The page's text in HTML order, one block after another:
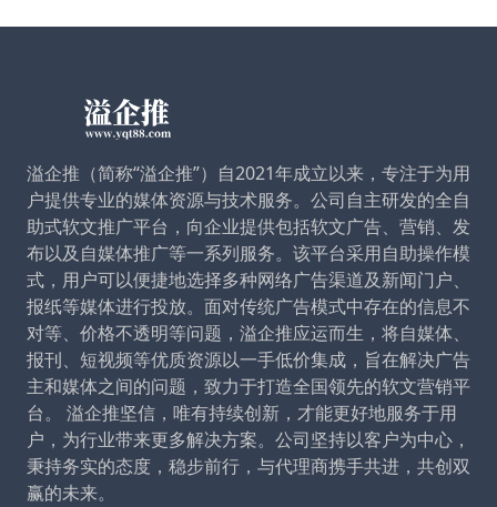
溢企推（简称“溢企推”）自2021年成立以来，专注于为用
户提供专业的媒体资源与技术服务。公司自主研发的全自
助式软文推广平台，向企业提供包括软文广告、营销、发
布以及自媒体推广等一系列服务。该平台采用自助操作模
式，用户可以便捷地选择多种网络广告渠道及新闻门户、
报纸等媒体进行投放。面对传统广告模式中存在的信息不
对等、价格不透明等问题，溢企推应运而生，将自媒体、
报刊、短视频等优质资源以一手低价集成，旨在解决广告
主和媒体之间的问题，致力于打造全国领先的软文营销平
台。 溢企推坚信，唯有持续创新，才能更好地服务于用
户，为行业带来更多解决方案。公司坚持以客户为中心，
秉持务实的态度，稳步前行，与代理商携手共进，共创双
赢的未来。